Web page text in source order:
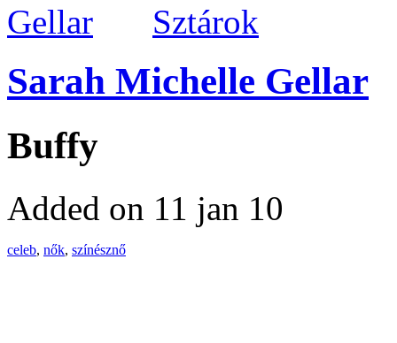
Sztárok
Sarah Michelle Gellar
Buffy
Added on 11 jan 10
celeb, nők, színésznő